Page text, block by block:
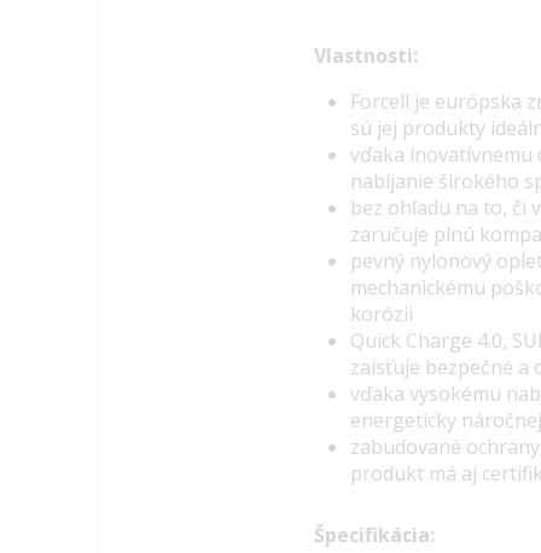
Vlastnosti:
Forcell je európska
sú jej produkty
vďaka inovatívnemu
nabíjanie širokého
bez ohľadu na to, či
zaručuje plnú
pevný nylonový
mechanickému
korózii
Quick Charge 4.0,
zaisťuje bezpečné a
vďaka vysokému
energeticky
zabudované
produkt má aj
Špecifikácia: